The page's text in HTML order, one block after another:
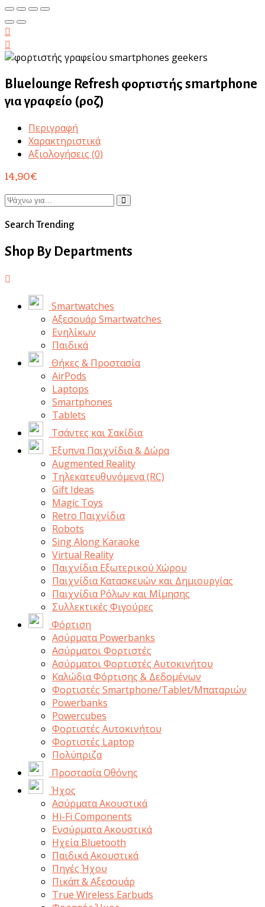
Bluelounge Refresh φορτιστής smartphone
για γραφείο (ροζ)
Περιγραφή
Χαρακτηριστικά
Αξιολογήσεις (0)
14,90€
Search Trending
Shop By Departments
Smartwatches
Αξεσουάρ Smartwatches
Ενηλίκων
Παιδικά
Θήκες & Προστασία
AirPods
Laptops
Smartphones
Tablets
Τσάντες και Σακίδια
Έξυπνα Παιχνίδια & Δώρα
Augmented Reality
Τηλεκατευθυνόμενα (RC)
Gift Ideas
Magic Toys
Retro Παιχνίδια
Robots
Sing Along Karaoke
Virtual Reality
Παιχνίδια Εξωτερικού Χώρου
Παιχνίδια Κατασκευών και Δημιουργίας
Παιχνίδια Ρόλων και Μίμησης
Συλλεκτικές Φιγούρες
Φόρτιση
Ασύρματα Powerbanks
Aσύρματοι Φορτιστές
Ασύρματοι Φορτιστές Αυτοκινήτου
Καλώδια Φόρτισης & Δεδομένων
Φορτιστές Smartphone/Tablet/Μπαταριών
Powerbanks
Powercubes
Φορτιστές Αυτοκινήτου
Φορτιστές Laptop
Πολύπριζα
Προστασία Οθόνης
Ήχος
Ασύρματα Ακουστικά
Hi-Fi Components
Ενσύρματα Ακουστικά
Ηχεία Bluetooth
Παιδικά Ακουστικά
Πηγές Ήχου
Πικάπ & Αξεσουάρ
Τrue Wireless Earbuds